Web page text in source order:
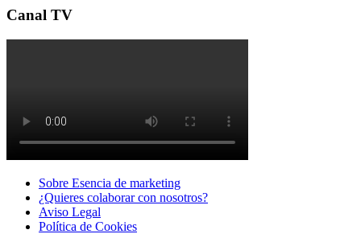
Canal TV
Sobre Esencia de marketing
¿Quieres colaborar con nosotros?
Aviso Legal
Polí­tica de Cookies